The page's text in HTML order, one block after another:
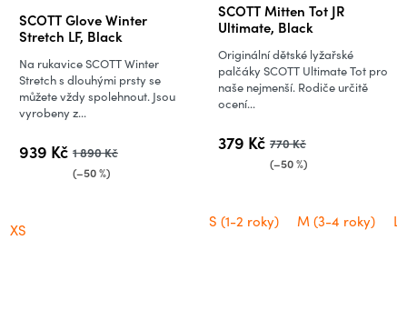
SCOTT Glove Winter
Stretch LF, Black
939 Kč 1 890 Kč
(–50 %)
Na rukavice SCOTT Winter
Stretch s dlouhými prsty se
můžete vždy spolehnout. Jsou
vyrobeny z...
XS
SCOTT Mitten Tot JR
Ultimate, Black
hodnocení
produktu
je
5,0
5
hvězdiček.
379 Kč 770 Kč
(–50 %)
Originální dětské lyžařské
palčáky SCOTT Ultimate Tot pro
naše nejmenší. Rodiče určitě
ocení...
S (1-2 roky) M (3-4 roky) L